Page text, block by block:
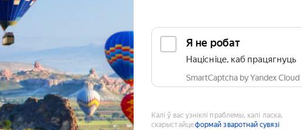
Я не робат
Націсніце, каб працягнуць
SmartCaptcha by Yandex Cloud
Калі ў вас узніклі праблемы, калі ласка,
скарыстайцеформай зваротнай сувязі